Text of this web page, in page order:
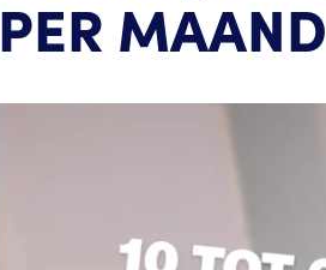
PER MAAND